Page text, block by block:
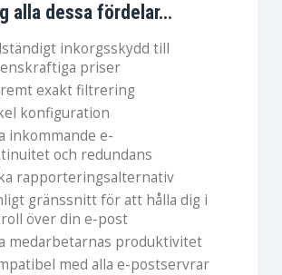
alla dessa fördelar...
inkorgsskydd till
priser
exakt filtrering
konfiguration
inkommande e-
och redundans
rapporteringsalternativ
gränssnitt för att hålla dig i
över din e-post
medarbetarnas produktivitet
med alla e-postservrar